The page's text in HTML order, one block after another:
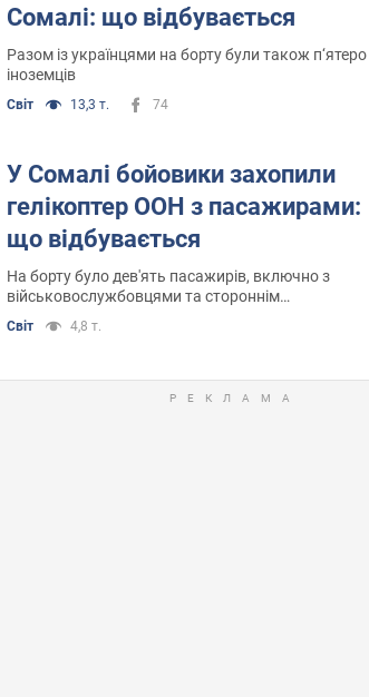
Сомалі: що відбувається
Разом із українцями на борту були також п‘ятеро
іноземців
Світ 13,3 т. 74
У Сомалі бойовики захопили
гелікоптер ООН з пасажирами:
що відбувається
На борту було дев'ять пасажирів, включно з
військовослужбовцями та стороннім
підрядником
Світ 4,8 т.